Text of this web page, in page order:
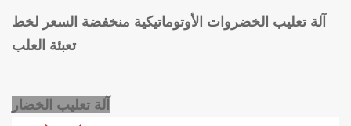
آلة تعليب الخضروات الأوتوماتيكية منخفضة السعر لخط
تعبئة العلب
آلة تعليب الخضار